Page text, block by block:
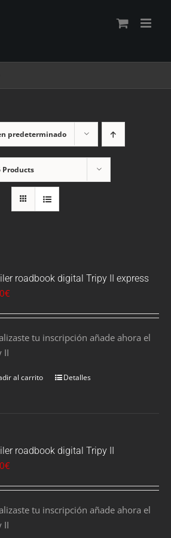
predeterminado
Products
roadbook digital Tripy II express
€
tu inscripción añade ahora el
II
al carrito Detalles
roadbook digital Tripy II
€
tu inscripción añade ahora el
II